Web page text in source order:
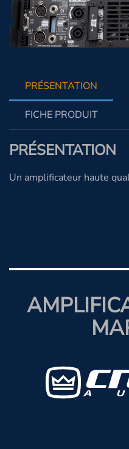
PRÉSENTATION
FICHE PRODUIT
PRÉSENTATION
Un amplificateur haute